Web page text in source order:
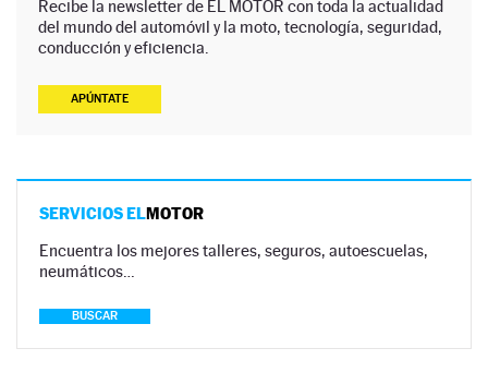
Recibe la newsletter de EL MOTOR con toda la actualidad
del mundo del automóvil y la moto, tecnología, seguridad,
conducción y eficiencia.
APÚNTATE
SERVICIOS ELMOTOR
Encuentra los mejores talleres, seguros, autoescuelas,
neumáticos…
BUSCAR